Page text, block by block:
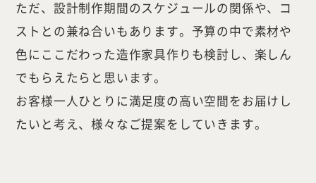
ただ、設計制作期間のスケジュールの関係や、コ
ストとの兼ね合いもあります。予算の中で素材や
色にここだわった造作家具作りも検討し、楽しん
でもらえたらと思います。
お客様一人ひとりに満足度の高い空間をお届けし
たいと考え、様々なご提案をしていきます。